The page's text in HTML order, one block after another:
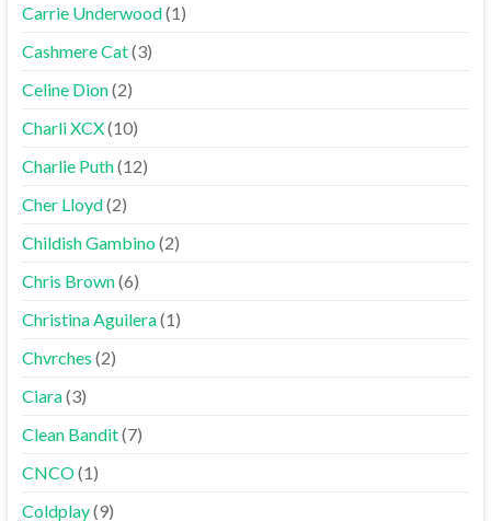
Carrie Underwood(1)
Cashmere Cat(3)
Celine Dion(2)
Charli XCX(10)
Charlie Puth(12)
Cher Lloyd(2)
Childish Gambino(2)
Chris Brown(6)
Christina Aguilera(1)
Chvrches (2)
Ciara(3)
Clean Bandit(7)
CNCO(1)
Coldplay(9)